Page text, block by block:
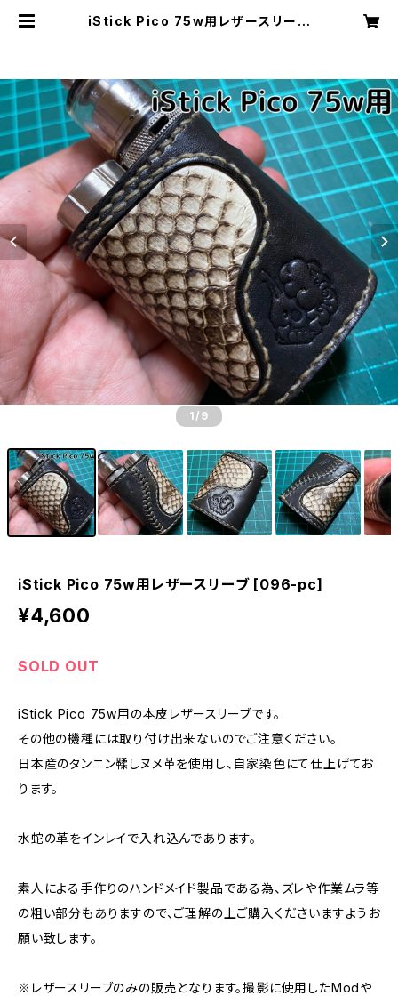
iStick Pico 75w用レザースリーブ
1 /9
iStick Pico 75w用レザースリーブ [096-pc]
¥4,600
SOLD OUT
iStick Pico 75w用の本皮レザースリーブです。
その他の機種には取り付け出来ないのでご注意ください。
日本産のタンニン鞣しヌメ革を使用し、自家染色にて仕上げてお
ります。
水蛇の革をインレイで入れ込んであります。
素人による手作りのハンドメイド製品である為、ズレや作業ムラ等
の粗い部分もありますので、ご理解の上ご購入くださいますようお
願い致します。
※レザースリーブのみの販売となります。撮影に使用したModや